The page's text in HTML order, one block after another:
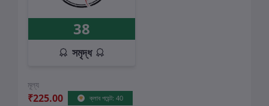
38
সমৃদ্ধ
মূল্য
₹225.00 ক্লাব পয়েন্ট: 40